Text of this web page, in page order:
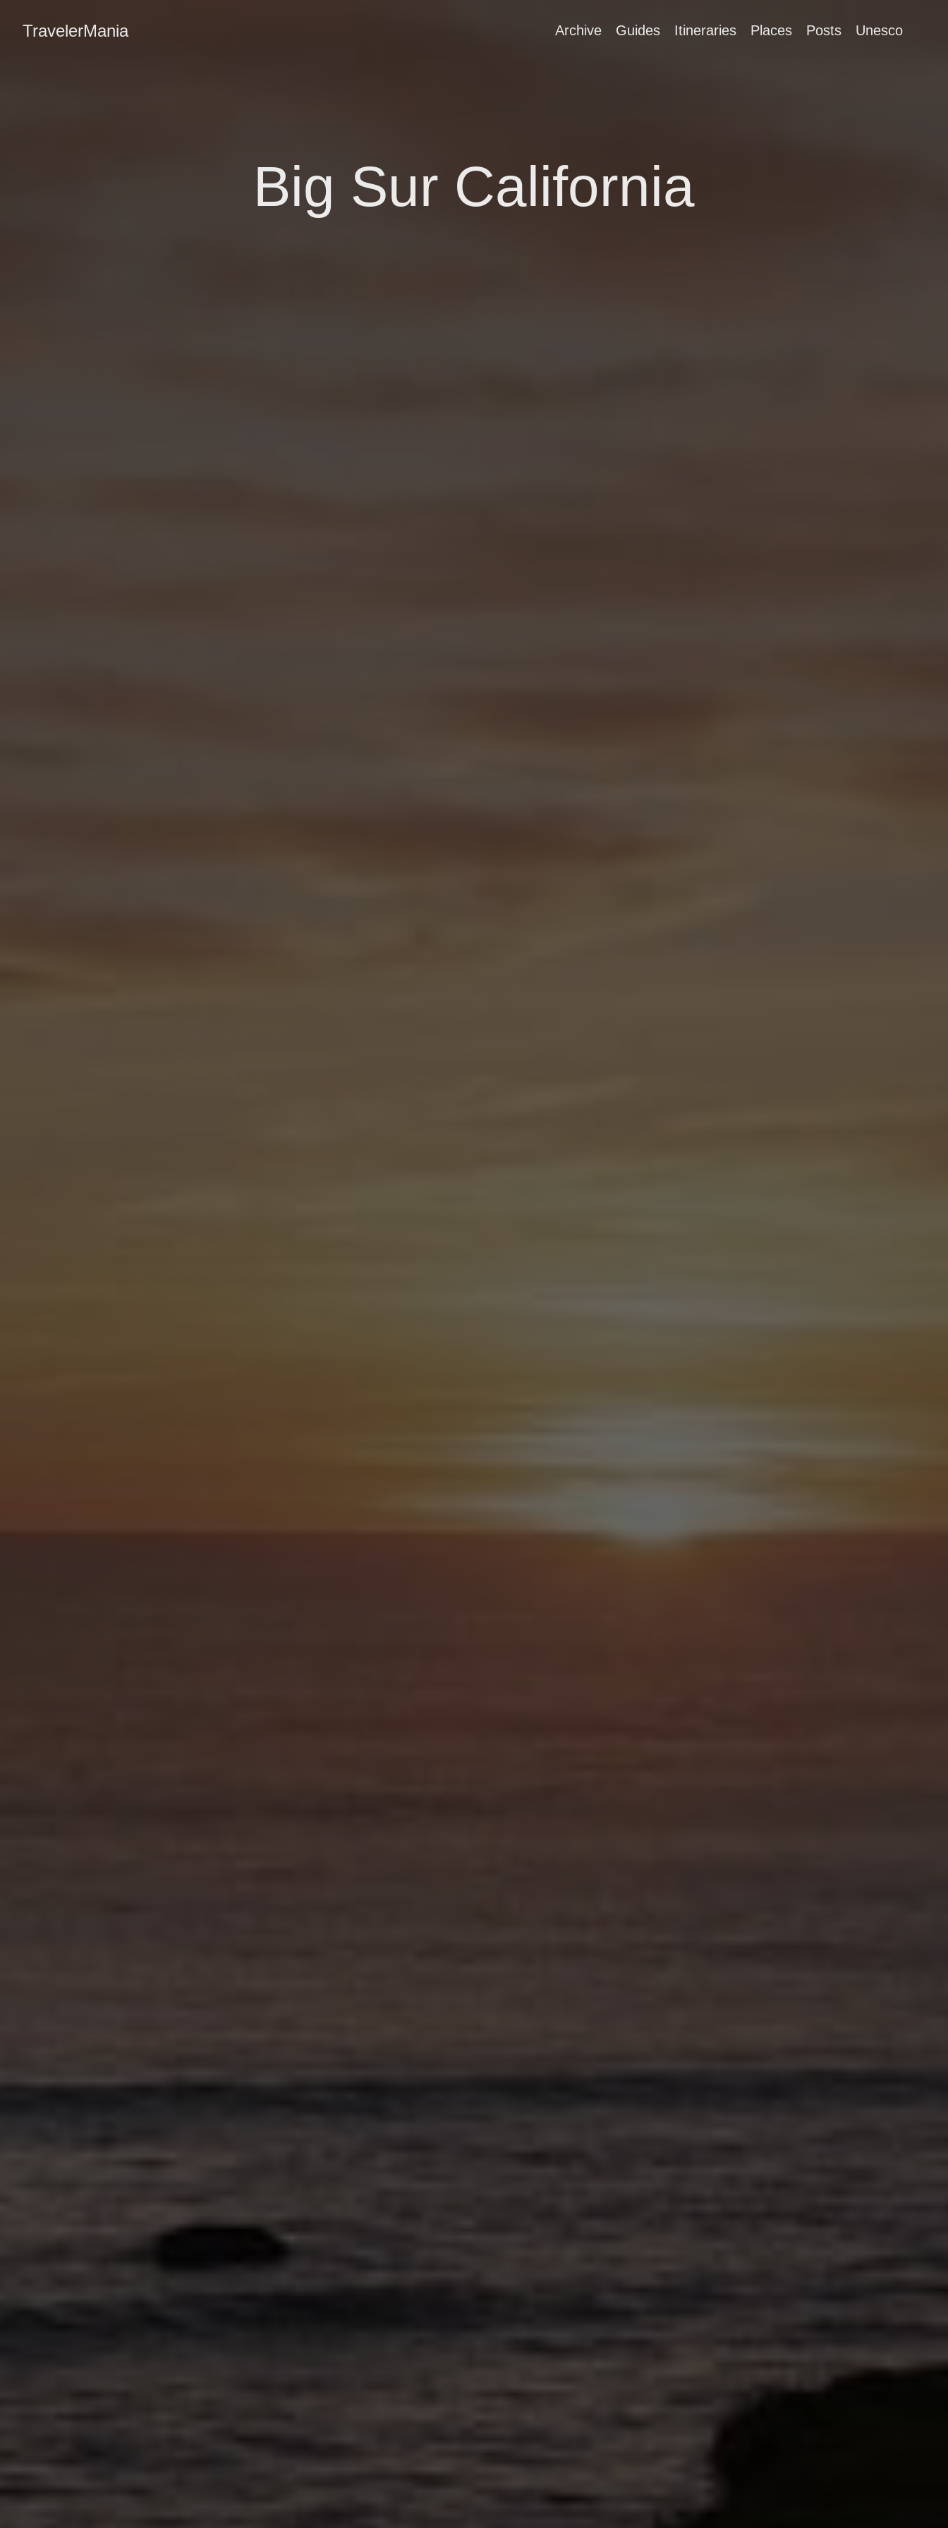
TravelerMania Archive Guides Itineraries Places Posts Unesco
Big Sur California